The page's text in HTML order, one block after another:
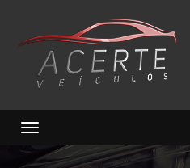
Toggle navigation